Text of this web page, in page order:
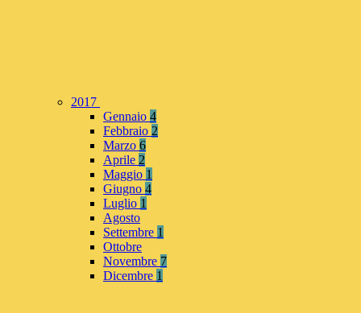
2017
Gennaio 4
Febbraio 2
Marzo 6
Aprile 2
Maggio 1
Giugno 4
Luglio 1
Agosto
Settembre 1
Ottobre
Novembre 7
Dicembre 1